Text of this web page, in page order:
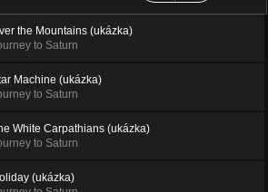
the Mountains (ukázka)
to Saturn
Machine (ukázka)
to Saturn
White Carpathians (ukázka)
to Saturn
(ukázka)